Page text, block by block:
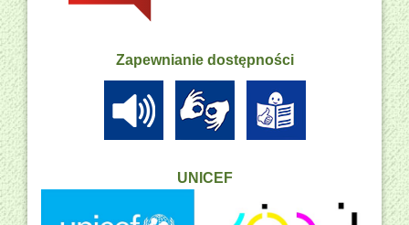
Zapewnianie dostępności
UNICEF